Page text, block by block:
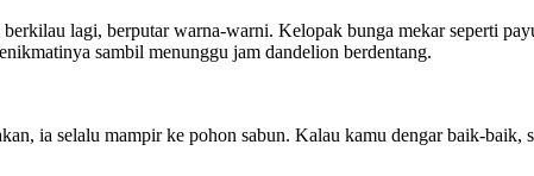
berkilau lagi, berputar warna-warni. Kelopak bunga mekar seperti
sambil menunggu jam dandelion berdentang.
ia selalu mampir ke pohon sabun. Kalau kamu dengar baik-